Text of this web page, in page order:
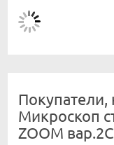
Микроскоп
ZOOM